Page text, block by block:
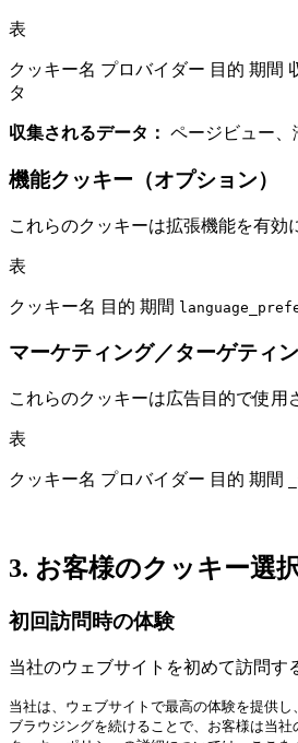
表
クッキー名 プロバイダー 目的 期間
タ
収集されるデータ： ページビュー、
機能クッキー（オプション）
これらのクッキーは拡張機能を有効
表
クッキー名 目的 期間
マーケティング／ターゲティ
これらのクッキーは広告目的で使用
表
クッキー名 プロバイダー 目的 期間
3. お客様のクッキー選
初回訪問時の体験
当社のウェブサイトを初めて訪問す
当社は、ウェブサイトで最高の体験を提供
ブラウジングを続けることで、お客様は当